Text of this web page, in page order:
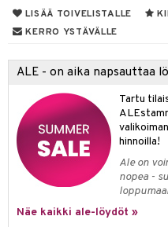
LISÄÄ TOIVELISTALLE
KERRO YSTÄVÄLLE
ALE - on aika napsauttaa
Tartu
hinnoilla!
Ale on
nopea -
Näe kaikki ale-löydöt »
poisto
iho
iho
iho
iho
& Highlighter
hoito
tarvikkeet
/ Kajaali
de cologne
de toilette
&
Set
tuotteet
hoito
tuotteet
shave balm
shave lotion
de cologne